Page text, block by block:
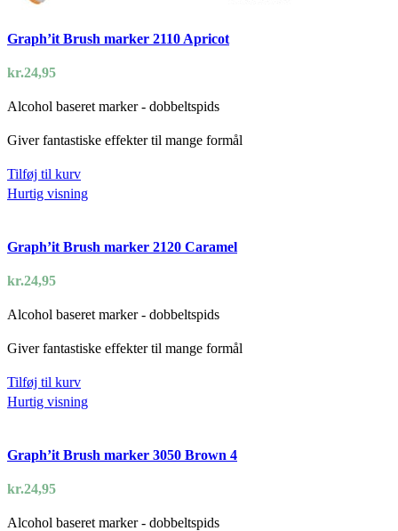
Graph’it Brush marker 2110 Apricot
kr.24,95
Alcohol baseret marker - dobbeltspids
Giver fantastiske effekter til mange formål
Tilføj til kurv
Hurtig visning
Graph’it Brush marker 2120 Caramel
kr.24,95
Alcohol baseret marker - dobbeltspids
Giver fantastiske effekter til mange formål
Tilføj til kurv
Hurtig visning
Graph’it Brush marker 3050 Brown 4
kr.24,95
Alcohol baseret marker - dobbeltspids